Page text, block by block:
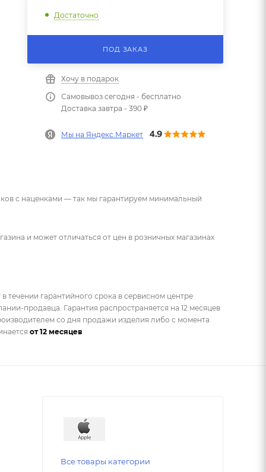
Достаточно
ПОД ЗАКАЗ
Хочу в подарок
Самовывоз сегодня - бесплатно
Доставка завтра - 390 ₽
Мы на Яндекс.Маркет
с наценками — так мы гарантируем минимальный
и может отличаться от цен в розничных магазинах
течении гарантийного срока в сервисном центре
продавца. Гарантия распространяется на 12 месяцев
со дня продажи изделия либо с момента
от 12 месяцев
Все товары категории